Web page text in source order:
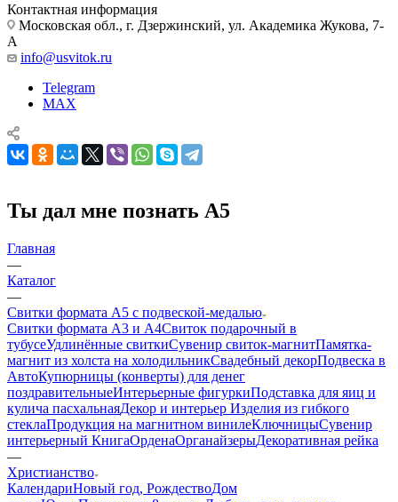
Контактная информация
Московская обл., г. Дзержинский, ул. Академика Жукова, 7-
А
info@usvitok.ru
Telegram
MAX
Ты дал мне познать А5
Главная
—
Каталог
—
Свитки формата А5 с подвеской-медалью
Свитки формата А3 и А4Свиток подарочный в
тубусеУдлинённые свиткиСувенир свиток-магнитПамятка-
магнит из холста на холодильникСвадебный декорПодвеска в
АвтоКупюрницы (конверты) для денег
поздравительныеИнтерьерные фигуркиПодставка для яиц и
кулича пасхальнаяДекор и интерьер Изделия из гибкого
стеклаПродукция на магнитном винилеКлючницыСувенир
интерьерный КнигаОрденаОрганайзерыДекоративная рейка
—
Христианство
КалендариНовый год, РождествоДом